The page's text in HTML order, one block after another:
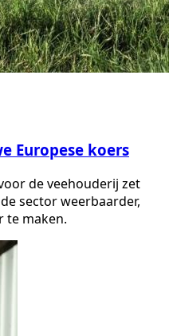
Europese koers
de veehouderij zet
sector weerbaarder,
te maken.